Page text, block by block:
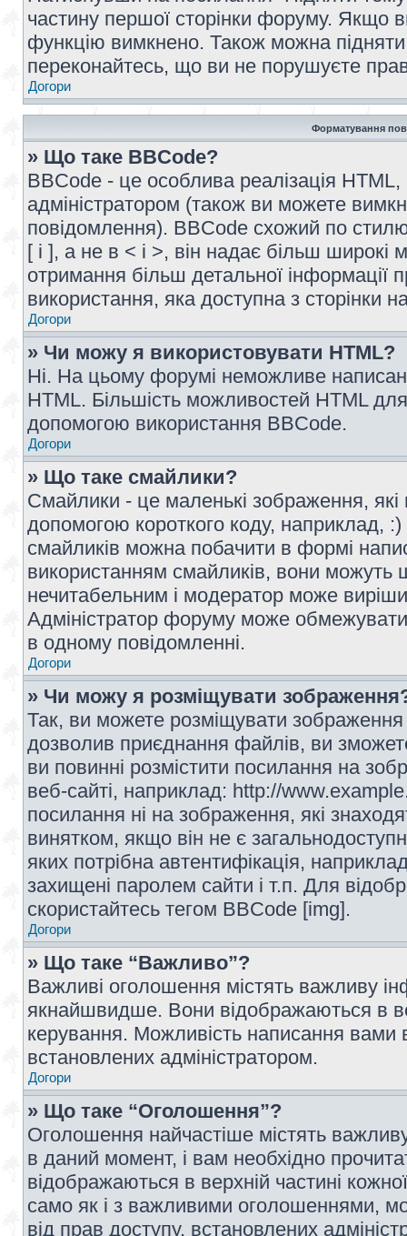
частину першої сторінки форуму. Якщо
функцію вимкнено. Також можна
переконайтесь, що ви не порушуєте
Догори
Форматування
» Що таке BBCode?
BBCode - це особлива реалізація
адміністратором (також ви можете
повідомлення). BBCode схожий по
[ і ], а не в < і >, він надає більш
отримання більш детальної інформації
використання, яка доступна з сторінки
Догори
» Чи можу я використовувати HTML?
Ні. На цьому форумі неможливе
HTML. Більшість можливостей HTML
допомогою використання BBCode.
Догори
» Що таке смайлики?
Смайлики - це маленькі зображення, які
допомогою короткого коду, наприклад,
смайликів можна побачити в формі
використанням смайликів, вони
нечитабельним і модератор може
Адміністратор форуму може обмежувати
в одному повідомленні.
Догори
» Чи можу я розміщувати
Так, ви можете розміщувати
дозволив приєднання файлів, ви
ви повинні розмістити посилання на
веб-сайті, наприклад: http://
посилання ні на зображення, які
винятком, якщо він не є
яких потрібна автентифікація,
захищені паролем сайти і т.п. Для
скористайтесь тегом BBCode [img].
Догори
» Що таке “Важливо”?
Важливі оголошення містять важливу
якнайшвидше. Вони відображаються в
керування. Можливість написання
встановлених адміністратором.
Догори
» Що таке “Оголошення”?
Оголошення найчастіше містять
в даний момент, і вам необхідно
відображаються в верхній частині
само як і з важливими оголошеннями,
від прав доступу, встановлених